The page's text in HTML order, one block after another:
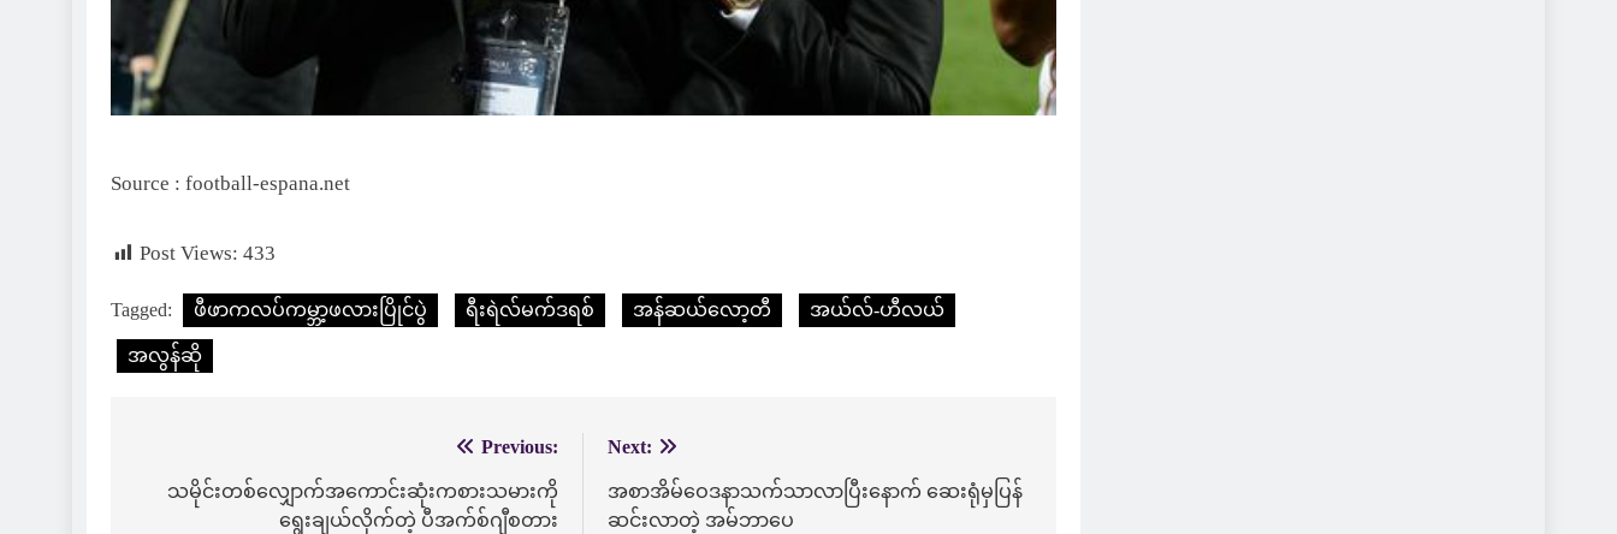
Source : football-espana.net
Post Views: 433
Tagged: ဖီဖာကလပ်ကမ္ဘာ့ဖလားပြိုင်ပွဲ ရီးရဲလ်မက်ဒရစ် အန်ဆယ်လော့တီ အယ်လ်-ဟီလယ်
အလွန်ဆို
navigation
Previous:
သမိုင်းတစ်လျှောက်အကောင်းဆုံးကစားသမားကို
ရွေးချယ်လိုက်တဲ့ ပီအက်စ်ဂျီစတား
Next:
အစာအိမ်ဝေဒနာသက်သာလာပြီးနောက် ဆေးရုံမှပြန်
ဆင်းလာတဲ့ အမ်ဘာပေ